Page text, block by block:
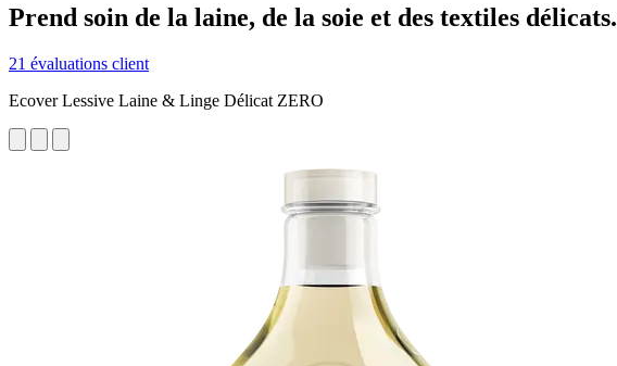
Prend soin de la laine, de la soie et des textiles délicats.
21 évaluations client
Ecover Lessive Laine & Linge Délicat ZERO